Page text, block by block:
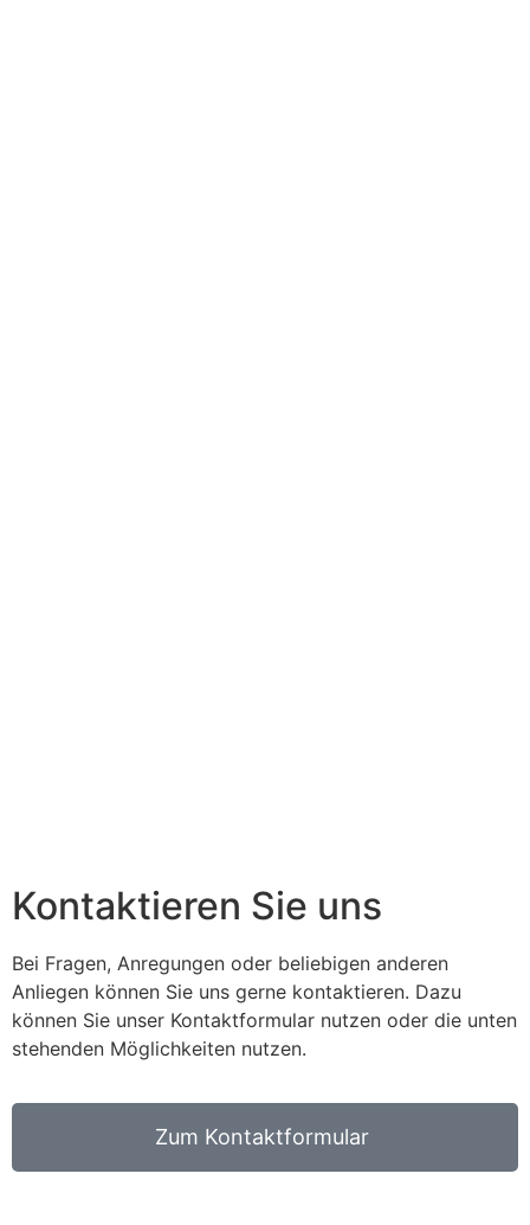
Kontaktieren Sie uns
Bei Fragen, Anregungen oder beliebigen anderen
Anliegen können Sie uns gerne kontaktieren. Dazu
können Sie unser Kontaktformular nutzen oder die unten
stehenden Möglichkeiten nutzen.
Zum Kontaktformular